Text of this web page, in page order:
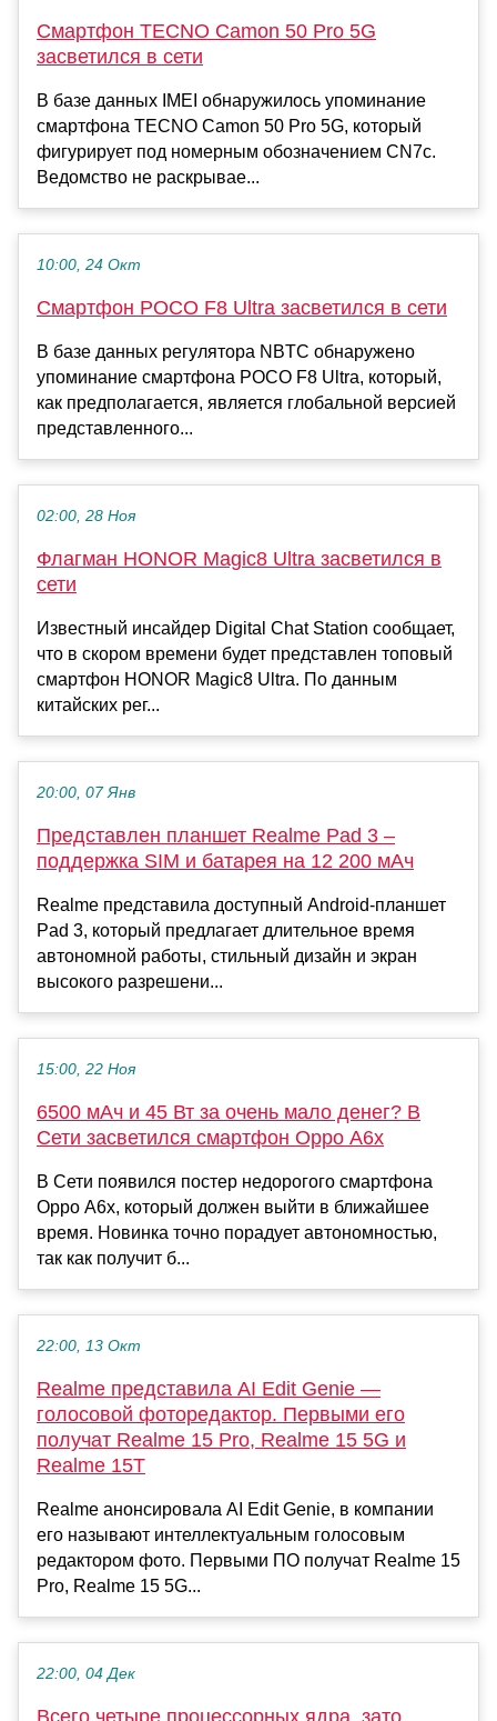
Смартфон TECNO Camon 50 Pro 5G
засветился в сети
В базе данных IMEI обнаружилось упоминание
смартфона TECNO Camon 50 Pro 5G, который
фигурирует под номерным обозначением CN7c.
Ведомство не раскрывае...
10:00, 24 Окт
Смартфон POCO F8 Ultra засветился в сети
В базе данных регулятора NBTC обнаружено
упоминание смартфона POCO F8 Ultra, который,
как предполагается, является глобальной версией
представленного...
02:00, 28 Ноя
Флагман HONOR Magic8 Ultra засветился в
сети
Известный инсайдер Digital Chat Station сообщает,
что в скором времени будет представлен топовый
смартфон HONOR Magic8 Ultra. По данным
китайских рег...
20:00, 07 Янв
Представлен планшет Realme Pad 3 –
поддержка SIM и батарея на 12 200 мАч
Realme представила доступный Android-планшет
Pad 3, который предлагает длительное время
автономной работы, стильный дизайн и экран
высокого разрешени...
15:00, 22 Ноя
6500 мАч и 45 Вт за очень мало денег? В
Сети засветился смартфон Oppo A6x
В Сети появился постер недорогого смартфона
Oppo A6x, который должен выйти в ближайшее
время. Новинка точно порадует автономностью,
так как получит б...
22:00, 13 Окт
Realme представила AI Edit Genie —
голосовой фоторедактор. Первыми его
получат Realme 15 Pro, Realme 15 5G и
Realme 15T
Realme анонсировала AI Edit Genie, в компании
его называют интеллектуальным голосовым
редактором фото. Первыми ПО получат Realme 15
Pro, Realme 15 5G...
22:00, 04 Дек
Всего четыре процессорных ядра, зато